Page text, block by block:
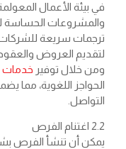
في بيئة الأعمال
والمشروعات الحساسة
ترجمات سريعة للشركات
لتقديم العروض
ومن خلال توفير خدمات
الحواجز اللغوية، مما
التواصل.
2.2 اغتنام الفرص
يمكن أن تنشأ الفرص